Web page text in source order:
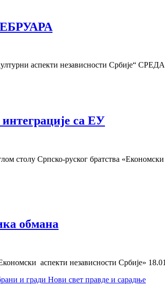
аспекти независности Србије“
са ЕУ
столу Српско-руског братства
обмана
аспекти независности Србије»